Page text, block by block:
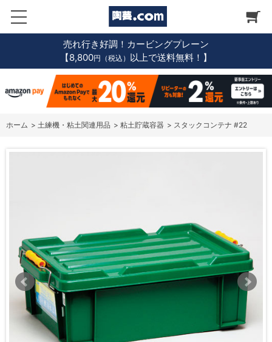
売れ行き好調！カービングプレーン
【8,800円（税込） 以上で送料無料！】
ホーム > 土練機・粘土関連用品 > 粘土貯蔵容器 > スタックコンテナ #22